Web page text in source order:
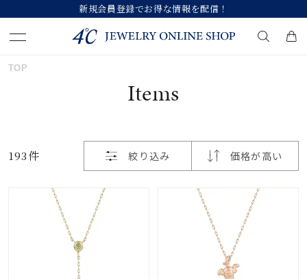
新規会員登録でお得な情報を配信！
#くまのプーさん
TOP
Items
193件 絞り込み 価格が高い
価格が高い
新着順
お気に入り登録数